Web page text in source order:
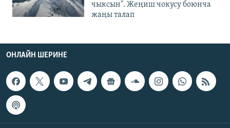
чыксын". Жеңиш чокусу боюнча
жаңы талап
ОНЛАЙН ШЕРИНЕ